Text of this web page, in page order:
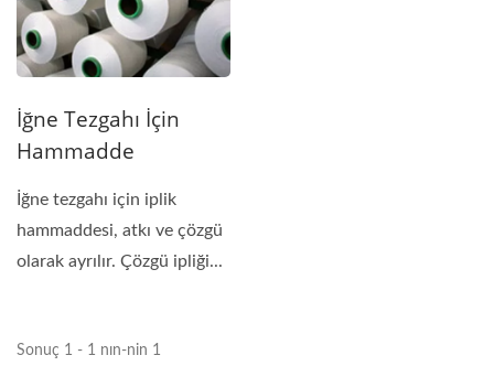
İğne Tezgahı İçin
Hammadde
İğne tezgahı için iplik
hammaddesi, atkı ve çözgü
olarak ayrılır. Çözgü ipliği...
Sonuç 1 - 1 nın-nin 1